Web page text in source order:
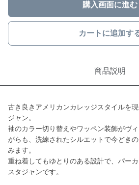
購入画面に進む
カートに追加す
商品説明
古き良きアメリカンカレッジスタイルを
ジャン。
袖のカラー切り替えやワッペン装飾がヴ
がらも、洗練されたシルエットで今どき
みます。
重ね着してもゆとりのある設計で、パー
スタジャンです。